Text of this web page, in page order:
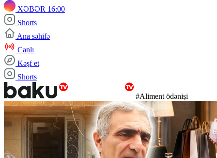
XƏBƏR 16:00
Shorts
Ana səhifə
Canlı
Kəşf et
Shorts
#Aliment ödənişi